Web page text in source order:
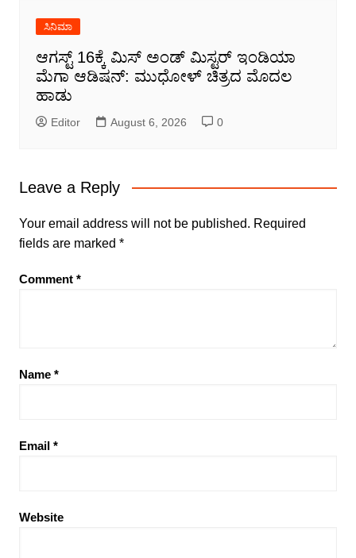
ಸಿನಿಮಾ
ಆಗಸ್ಟ್ 16ಕ್ಕೆ ಮಿಸ್ ಅಂಡ್ ಮಿಸ್ಟರ್ ಇಂಡಿಯಾ
ಮೆಗಾ ಆಡಿಷನ್: ಮುಧೋಳ್ ಚಿತ್ರದ ಮೊದಲ
ಹಾಡು
Editor August 6, 2026 0
Leave a Reply
Your email address will not be published. Required
fields are marked *
Comment *
Name *
Email *
Website